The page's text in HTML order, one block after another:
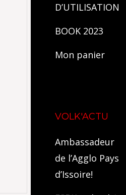
D’UTILISATION
BOOK 2023
Mon panier
VOLK'ACTU
Ambassadeur
de l’Agglo Pays
d’Issoire!